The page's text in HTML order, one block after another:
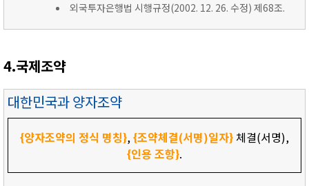
외국투자은행법 시행규정(2002. 12. 26. 수정) 제68조.
4.국제조약
대한민국과 양자조약
{양자조약의 정식 명칭},{조약체결(서명)일자} 체결(서명),
{인용 조항}.